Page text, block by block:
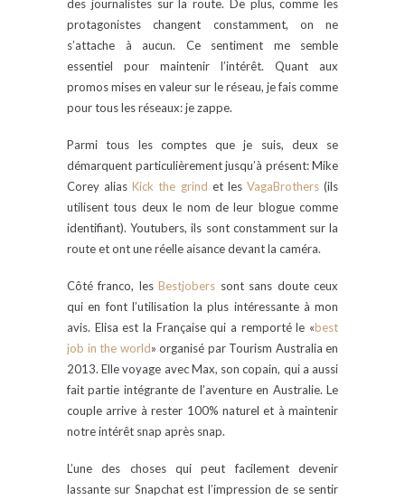
des journalistes sur la route. De plus, comme les
protagonistes changent constamment, on ne
s’attache à aucun. Ce sentiment me semble
essentiel pour maintenir l’intérêt. Quant aux
promos mises en valeur sur le réseau, je fais comme
pour tous les réseaux: je zappe.
Parmi tous les comptes que je suis, deux se
démarquent particulièrement jusqu’à présent: Mike
Corey aliasKick the grind et les VagaBrothers(ils
utilisent tous deux le nom de leur blogue comme
identifiant). Youtubers, ils sont constamment sur la
route et ont une réelle aisance devant la caméra.
Côté franco, lesBestjobers sont sans doute ceux
qui en font l’utilisation la plus intéressante à mon
avis. Elisa est la Française qui a remporté le «best
job in the world» organisé par Tourism Australia en
2013. Elle voyage avec Max, son copain, qui a aussi
fait partie intégrante de l’aventure en Australie. Le
couple arrive à rester 100% naturel et à maintenir
notre intérêt snap après snap.
L’une des choses qui peut facilement devenir
lassante sur Snapchat est l’impression de se sentir